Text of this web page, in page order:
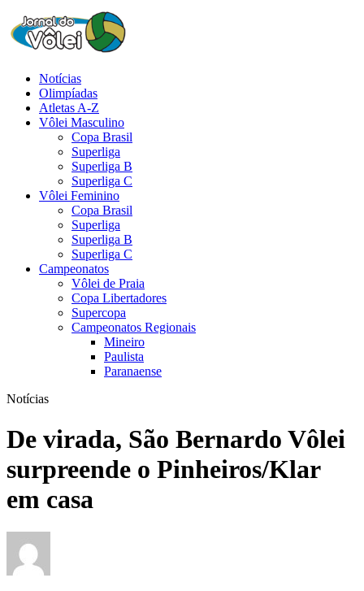
Notícias
Olimpíadas
Atletas A-Z
Vôlei Masculino
Copa Brasil
Superliga
Superliga B
Superliga C
Vôlei Feminino
Copa Brasil
Superliga
Superliga B
Superliga C
Campeonatos
Vôlei de Praia
Copa Libertadores
Supercopa
Campeonatos Regionais
Mineiro
Paulista
Paranaense
Notícias
De virada, São Bernardo Vôlei
surpreende o Pinheiros/Klar
em casa